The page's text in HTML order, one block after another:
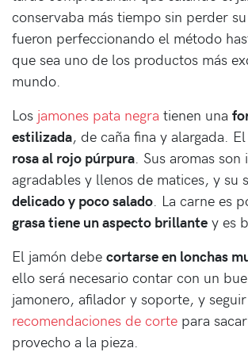
conservaba más tiempo sin perder
fueron perfeccionando el método
que sea uno de los productos más
mundo.
Los jamones pata negra tienen una
estilizada, de caña fina y alargada.
rosa al rojo púrpura . Sus aromas
agradables y llenos de matices, y su
delicado y poco salado . La carne es
grasa tiene un aspecto brillante y es
El jamón debe cortarse en lonchas
ello será necesario contar con un
jamonero, afilador y soporte, y
recomendaciones de corte para
provecho a la pieza.